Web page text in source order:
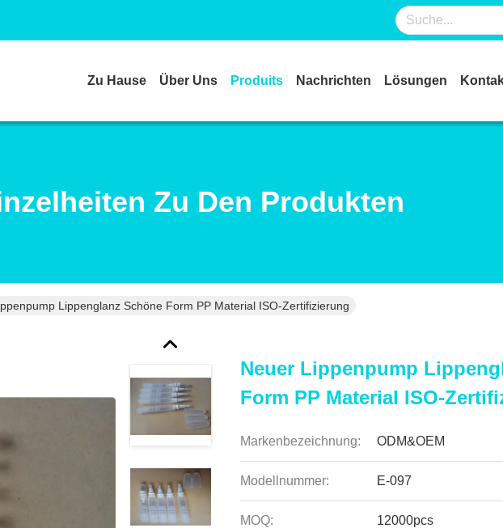
Zu Hause Über Uns Produits Nachrichten Lösungen
Zu Den Produkten
Lippenglanz Schöne Form PP Material ISO-Zertifizierung
Neuer Lippenpump
Form PP Material ISO-
Markenbezeichnung: ODM&OEM
Modellnummer: E-097
MOQ: 12000pcs